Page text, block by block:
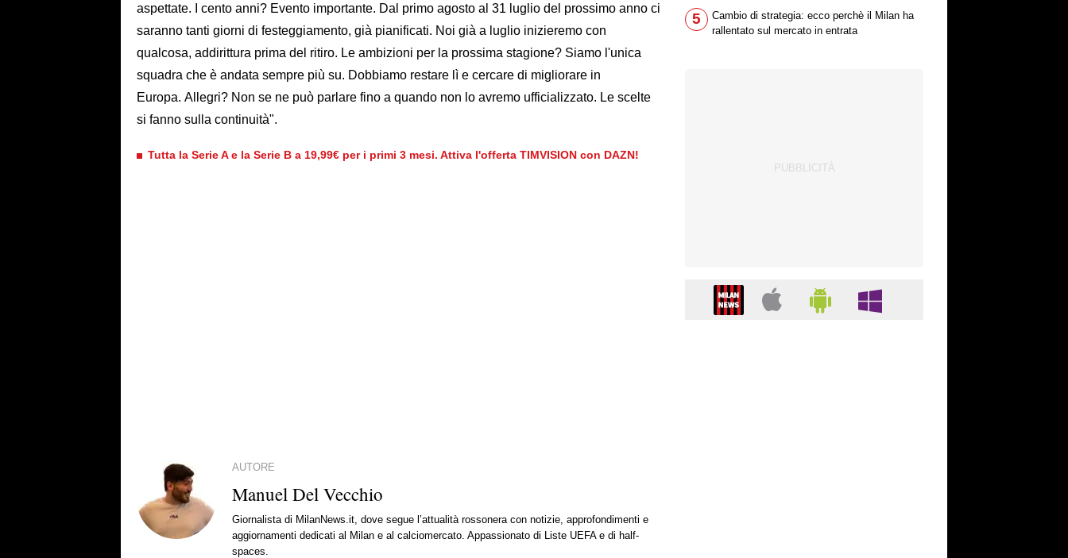
aspettate. I cento anni? Evento importante. Dal primo agosto al 31 luglio del prossimo anno ci
saranno tanti giorni di festeggiamento, già pianificati. Noi già a luglio inizieremo con
qualcosa, addirittura prima del ritiro. Le ambizioni per la prossima stagione? Siamo l'unica
squadra che è andata sempre più su. Dobbiamo restare lì e cercare di migliorare in
Europa. Allegri? Non se ne può parlare fino a quando non lo avremo ufficializzato. Le scelte
si fanno sulla continuità".
Tutta la Serie A e la Serie B a 19,99€ per i primi 3 mesi. Attiva l'offerta TIMVISION con DAZN!
AUTORE
Manuel Del Vecchio
Giornalista di MilanNews.it, dove segue l’attualità rossonera con notizie, approfondimenti e
aggiornamenti dedicati al Milan e al calciomercato. Appassionato di Liste UEFA e di half-
spaces.
5
Cambio di strategia: ecco perchè il Milan ha
rallentato sul mercato in entrata